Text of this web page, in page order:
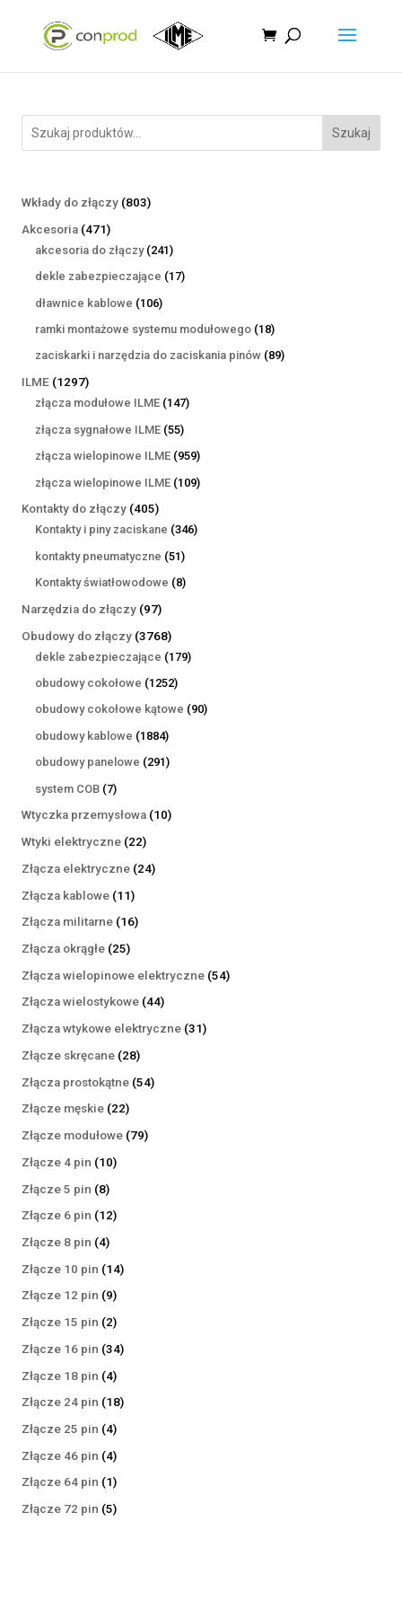
Szukaj
Wkłady do złączy 803803
Akcesoria 471471
produktów
akcesoria do złączy 241241
produktów
dekle zabezpieczające 1717
dławnice kablowe 106106
produktów
ramki montażowe systemu modułowego 1818
produktów
zaciskarki i narzędzia do zaciskania pinów 8989
ILME 12971297
produktów
złącza modułowe ILME 147147
złącza sygnałowe ILME 5555
produktów
złącza wielopinowe ILME 959959
produktów
złącza wielopinowe ILME 109109
Kontakty do złączy 405405
produktów
Kontakty i piny zaciskane 346346
kontakty pneumatyczne 5151
produktów
Kontakty światłowodowe 88
Narzędzia do złączy 9797
produktów
Obudowy do złączy 37683768
produktów
dekle zabezpieczające 179179
obudowy cokołowe 12521252
produkty
obudowy cokołowe kątowe 9090
obudowy kablowe 18841884
produkty
obudowy panelowe 291291
system COB 77
produktów
Wtyczka przemysłowa 1010
Wtyki elektryczne 2222
produkty
Złącza elektryczne 2424
Złącza kablowe 1111
produktów
Złącza militarne 1616
Złącza okrągłe 2525
produktów
Złącza wielopinowe elektryczne 5454
Złącza wielostykowe 4444
produkty
Złącza wtykowe elektryczne 3131
Złącze skręcane 2828
produktów
Złącza prostokątne 5454
Złącze męskie 2222
produkty
Złącze modułowe 7979
Złącze 4 pin 1010
Złącze 5 pin 88
produktów
Złącze 6 pin 1212
Złącze 8 pin 44
produkty
Złącze 10 pin 1414
Złącze 12 pin 99
produktów
Złącze 15 pin 22
produkty
Złącze 16 pin 3434
Złącze 18 pin 44
produkty
Złącze 24 pin 1818
Złącze 25 pin 44
produkty
Złącze 46 pin 44
produkty
Złącze 64 pin 11
produkt
Złącze 72 pin 55